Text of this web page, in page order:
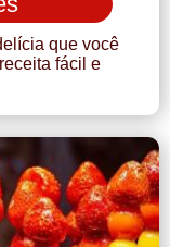
que você
fácil e